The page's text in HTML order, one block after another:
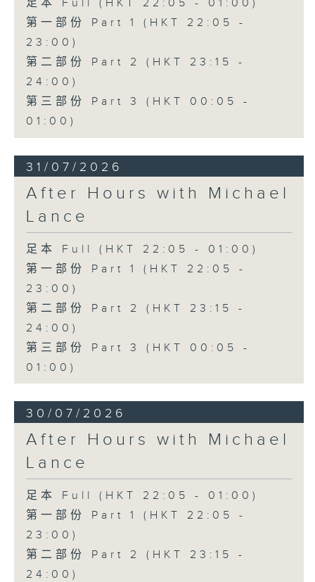
足本 Full (HKT 22:05 - 01:00)
第一部份 Part 1 (HKT 22:05 -
23:00)
第二部份 Part 2 (HKT 23:15 -
24:00)
第三部份 Part 3 (HKT 00:05 -
01:00)
31/07/2026
After Hours with Michael
Lance
足本 Full (HKT 22:05 - 01:00)
第一部份 Part 1 (HKT 22:05 -
23:00)
第二部份 Part 2 (HKT 23:15 -
24:00)
第三部份 Part 3 (HKT 00:05 -
01:00)
30/07/2026
After Hours with Michael
Lance
足本 Full (HKT 22:05 - 01:00)
第一部份 Part 1 (HKT 22:05 -
23:00)
第二部份 Part 2 (HKT 23:15 -
24:00)